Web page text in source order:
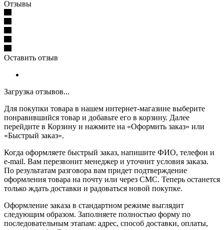
Отзывы
Оставить отзыв
Загрузка отзывов...
Для покупки товара в нашем интернет-магазине выберите
понравившийся товар и добавьте его в корзину. Далее
перейдите в Корзину и нажмите на «Оформить заказ» или
«Быстрый заказ».
Когда оформляете быстрый заказ, напишите ФИО, телефон и
e-mail. Вам перезвонит менеджер и уточнит условия заказа.
По результатам разговора вам придет подтверждение
оформления товара на почту или через СМС. Теперь останется
только ждать доставки и радоваться новой покупке.
Оформление заказа в стандартном режиме выглядит
следующим образом. Заполняете полностью форму по
последовательным этапам: адрес, способ доставки, оплаты,